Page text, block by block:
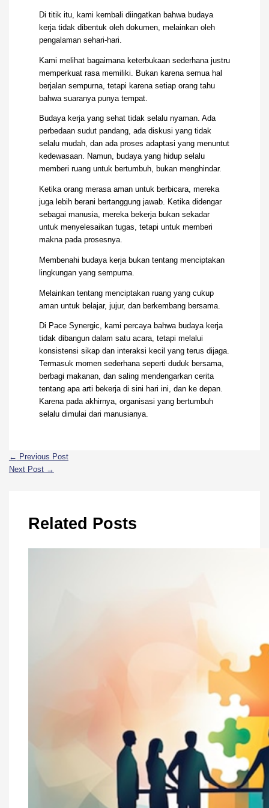
Di titik itu, kami kembali diingatkan bahwa budaya
kerja tidak dibentuk oleh dokumen, melainkan oleh
pengalaman sehari-hari.
Kami melihat bagaimana keterbukaan sederhana justru
memperkuat rasa memiliki. Bukan karena semua hal
berjalan sempurna, tetapi karena setiap orang tahu
bahwa suaranya punya tempat.
Budaya kerja yang sehat tidak selalu nyaman. Ada
perbedaan sudut pandang, ada diskusi yang tidak
selalu mudah, dan ada proses adaptasi yang menuntut
kedewasaan. Namun, budaya yang hidup selalu
memberi ruang untuk bertumbuh, bukan menghindar.
Ketika orang merasa aman untuk berbicara, mereka
juga lebih berani bertanggung jawab. Ketika didengar
sebagai manusia, mereka bekerja bukan sekadar
untuk menyelesaikan tugas, tetapi untuk memberi
makna pada prosesnya.
Membenahi budaya kerja bukan tentang menciptakan
lingkungan yang sempurna.
Melainkan tentang menciptakan ruang yang cukup
aman untuk belajar, jujur, dan berkembang bersama.
Di Pace Synergic, kami percaya bahwa budaya kerja
tidak dibangun dalam satu acara, tetapi melalui
konsistensi sikap dan interaksi kecil yang terus dijaga.
Termasuk momen sederhana seperti duduk bersama,
berbagi makanan, dan saling mendengarkan cerita
tentang apa arti bekerja di sini hari ini, dan ke depan.
Karena pada akhirnya, organisasi yang bertumbuh
selalu dimulai dari manusianya.
← Previous Post
Next Post →
Related Posts